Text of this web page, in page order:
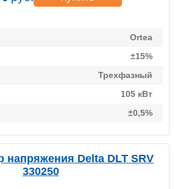
Ortea
±15%
Трехфазный
105 кВт
±0,5%
напряжения Delta DLT SRV
330250